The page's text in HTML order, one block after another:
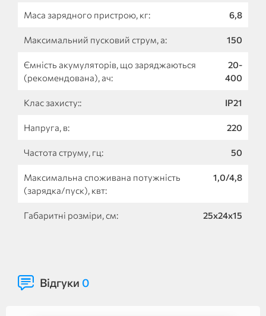
Маса зарядного пристрою, кг: 6,8
Максимальний пусковий струм, а: 150
Ємність акумуляторів, що заряджаються
(рекомендована), ач:
20-
400
Клас захисту:: IP21
Напруга, в: 220
Частота струму, гц: 50
Максимальна споживана потужність
(зарядка/пуск), квт:
1,0/4,8
Габаритні розміри, см: 25х24х15
Відгуки 0